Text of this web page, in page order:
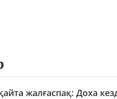
жалғаспақ: Доха